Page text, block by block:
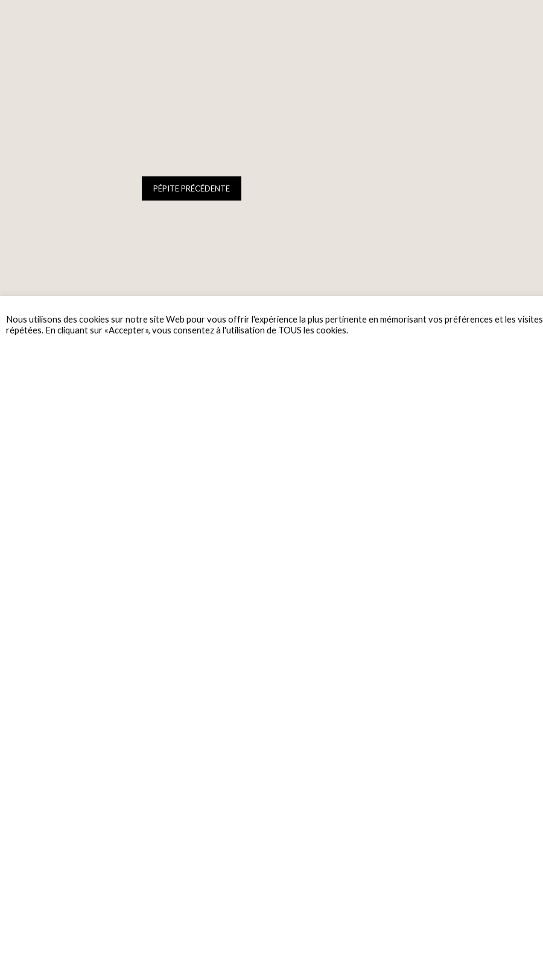
PÉPITE PRÉCÉDENTE
Nous utilisons des cookies sur notre site Web pour vous offrir l'expérience la plus pertinente en mémorisant vos préférences et les visites
répétées. En cliquant sur «Accepter», vous consentez à l'utilisation de TOUS les cookies.